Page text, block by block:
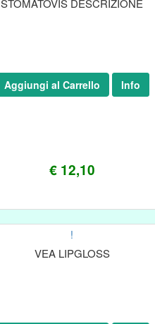
STOMATOVIS DESCRIZIONE
€ 12,10
Aggiungi al Carrello Info
!
VEA LIPGLOSS